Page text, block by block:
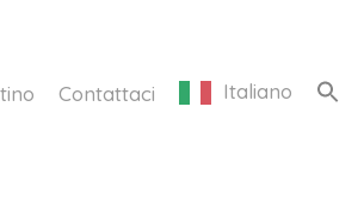
Contattaci Italiano